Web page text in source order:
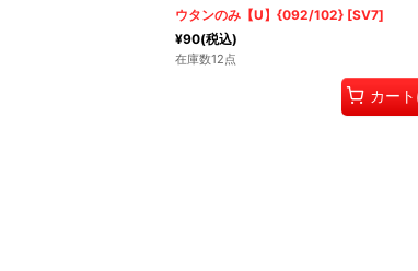
ウタンのみ【U】{092/102} [SV7]
¥90(税込)
在庫数12点
カー